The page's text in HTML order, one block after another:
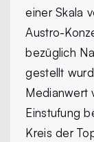
einer Skala
Austro-
bezüglich
gestellt
Medianwert
Einstufung
Kreis der